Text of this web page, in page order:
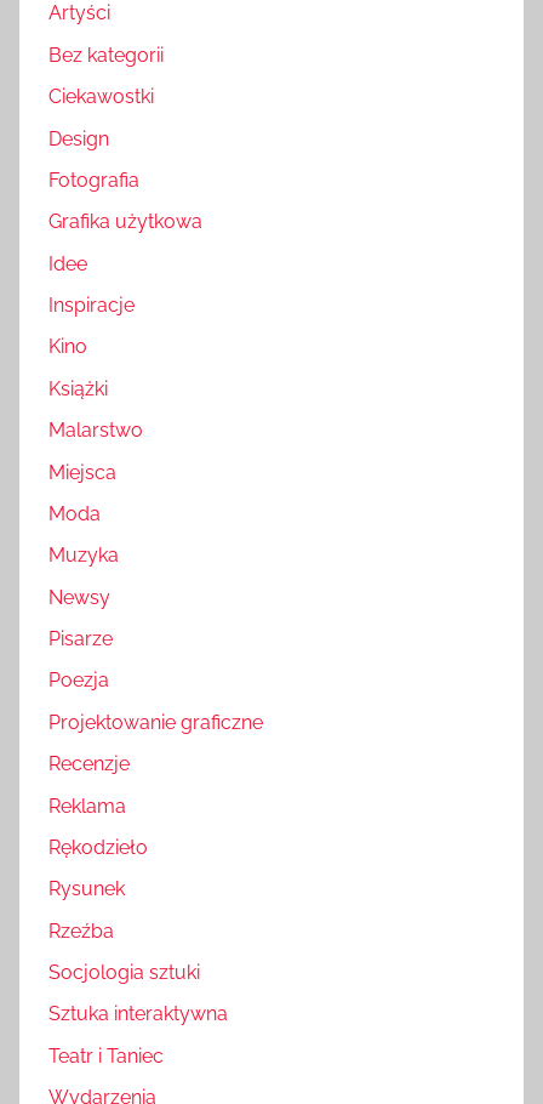
Artyści
Bez kategorii
Ciekawostki
Design
Fotografia
Grafika użytkowa
Idee
Inspiracje
Kino
Książki
Malarstwo
Miejsca
Moda
Muzyka
Newsy
Pisarze
Poezja
Projektowanie graficzne
Recenzje
Reklama
Rękodzieło
Rysunek
Rzeźba
Socjologia sztuki
Sztuka interaktywna
Teatr i Taniec
Wydarzenia